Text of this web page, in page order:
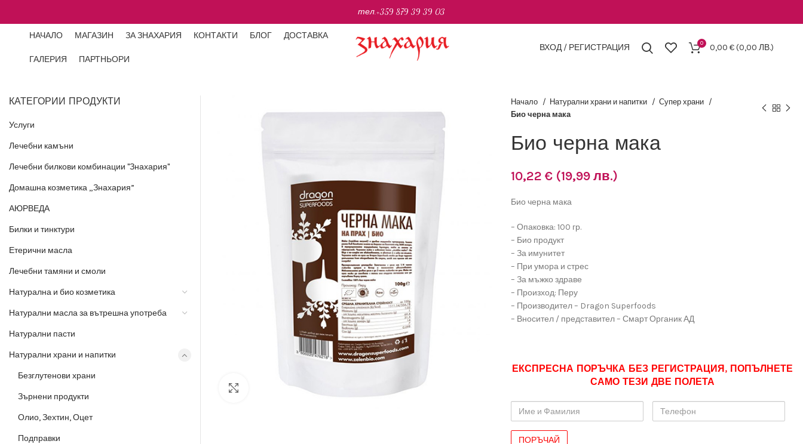
НАЧАЛО МАГАЗИН ЗА ЗНАХАРИЯ КОНТАКТИ БЛОГ ДОСТАВКА
ГАЛЕРИЯ ПАРТНЬОРИ
ВХОД / РЕГИСТРАЦИЯ 0 0,00€(0,00 ЛВ.)
Разширяване
Начало Натурални храни и напитки
Супер храни
Био черна мака
Био черна мака
10,22 € (19,99 лв.)
Био черна мака
– Опаковка: 100 гр.
– Био продукт
– За имунитет
– При умора и стрес
– За мъжко здраве
– Произход: Перу
– Производител – Dragon Superfoods
– Вносител / представител – Смарт Органик АД
ЕКСПРЕСНА ПОРЪЧКА БЕЗ РЕГИСТРАЦИЯ, ПОПЪЛНЕТЕ
САМО ТЕЗИ ДВЕ ПОЛЕТА
Име
и
Фамилия
Телефон
КАТЕГОРИИ ПРОДУКТИ
Услуги
Лечебни камъни
Лечебни билкови комбинации "Знахария"
Домашна козметика „Знахария”
АЮРВЕДА
Билки и тинктури
Етерични масла
Лечебни тамяни и смоли
Натурална и био козметика
Натурални масла за вътрешна употреба
Натурални пасти
Натурални храни и напитки
Безглутенови храни
Зърнени продукти
Олио, Зехтин, Оцет
Подправки
тел.+359 879 39 39 03